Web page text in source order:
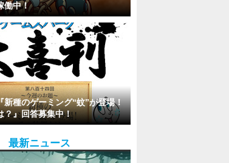
働中！
新種のゲーミング“蚊”が登場！
？』回答募集中！
最新ニュース